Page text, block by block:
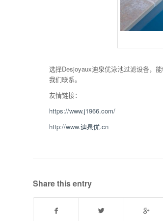
选择Desjoyaux迪泉优泳池过滤设备，
我们联系。
友情链接：
https://www.j1966.com/
http://www.迪泉优.cn
Share this entry